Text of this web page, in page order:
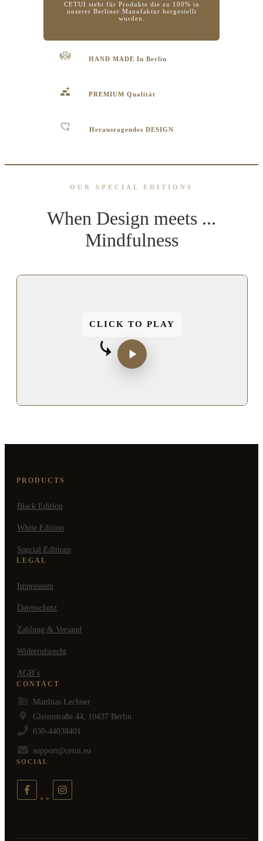
CETUI steht für Produkte die zu 100% in
unserer Berliner Manufaktur hergestellt
wurden.
HAND MADE In Berlin
PREMIUM Qualität
Herausragendes DESIGN
OUR SPECIAL EDITIONS
When Design meets ...
Mindfulness
CLICK TO PLAY
PRODUCTS
Black Edition
White Edition
Special Editions
LEGAL
Impressum
Datenschutz
Zahlung & Versand
Widerrufsrecht
AGB´s
CONTACT
Matthias Lechner
Gleimstraße 44, 10437 Berlin
030-44038401
support@cetui.eu
SOCIAL